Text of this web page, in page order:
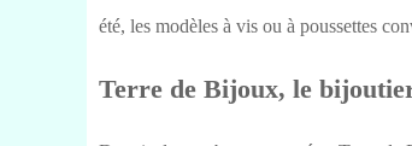
été, les modèles à vis ou à poussettes
Terre de Bijoux, le